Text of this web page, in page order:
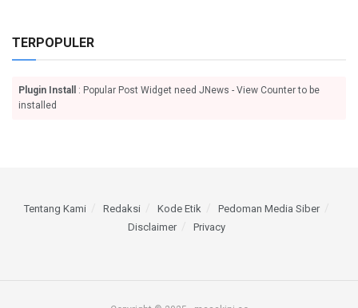
TERPOPULER
Plugin Install
: Popular Post Widget need JNews - View Counter to be
installed
Tentang Kami Redaksi Kode Etik
Pedoman Media Siber
Disclaimer
Privacy